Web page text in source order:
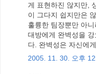
게 표현하진 않지만,
이 그다지 쉽지만은
훌륭한 팀장뿐만 아
대방에게 완벽성을
다. 완벽성은 자신에
2005. 11. 30. 오후